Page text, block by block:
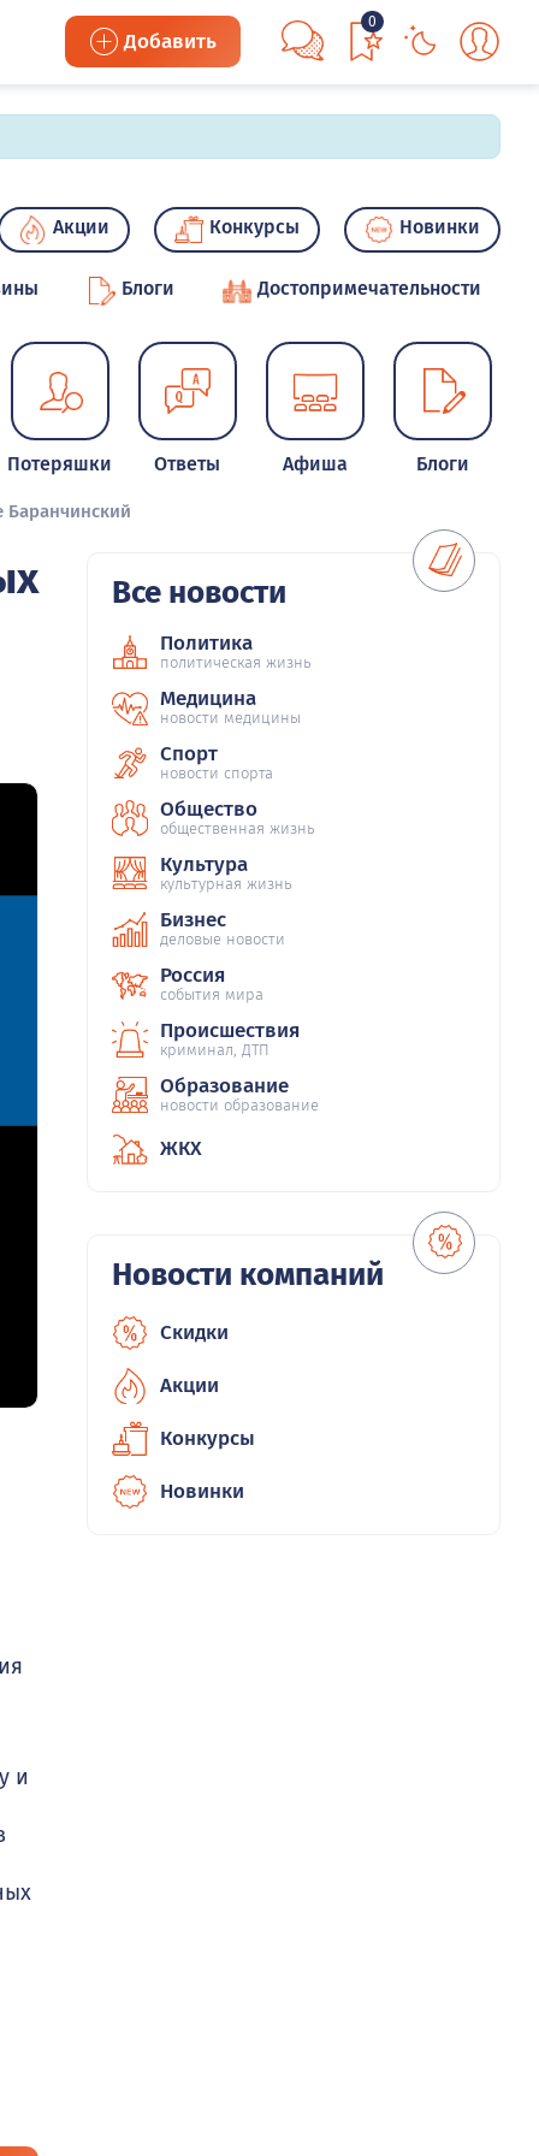
Добавить
0
Акции Конкурсы Новинки
Блоги Достопримечательности
Потеряшки Ответы Афиша Блоги
Баранчинский
и
Все новости
Политика
политическая жизнь
Медицина
новости медицины
Спорт
новости спорта
Общество
общественная жизнь
Культура
культурная жизнь
Бизнес
деловые новости
Россия
события мира
Происшествия
криминал, ДТП
Образование
новости образование
ЖКХ
Новости компаний
Скидки
Акции
Конкурсы
Новинки